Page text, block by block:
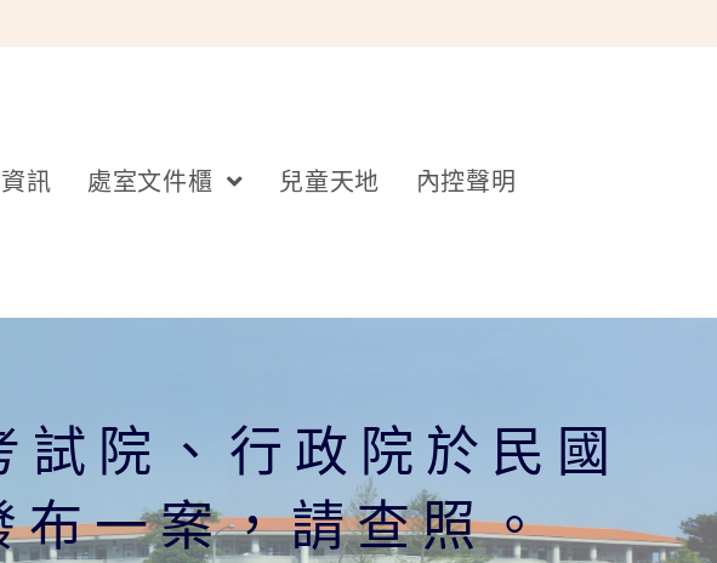
訊 處室文件櫃 兒童天地 內控聲明
院、行政院於民國
一案，請查照。